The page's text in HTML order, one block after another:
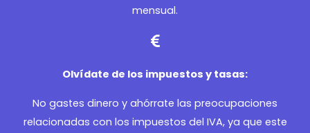
mensual.
Olvídate de los impuestos y tasas:
No gastes dinero y ahórrate las preocupaciones
relacionadas con los impuestos del IVA, ya que este